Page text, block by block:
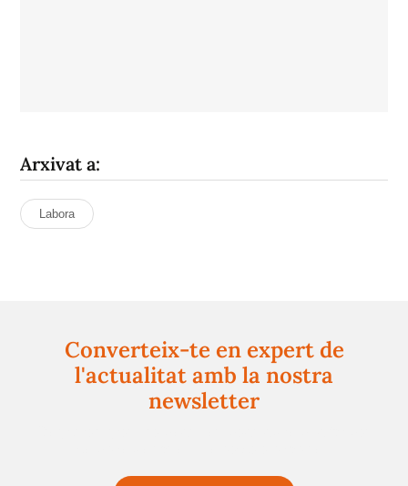
Arxivat a:
Labora
Converteix-te en expert de
l'actualitat amb la nostra
newsletter